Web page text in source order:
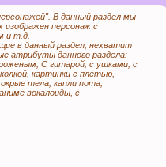
В данный раздел мы
изображен персонаж с
и т.д.
в данный раздел, нехватит
атрибуты данного раздела:
С гитарой, с ушками, с
картинки с плетью,
тела, капли пота,
вокалоиды, с